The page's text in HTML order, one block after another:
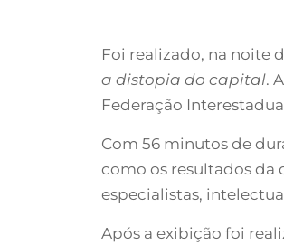
Foi realizado, na noite
a distopia do capital.
Federação
Com 56 minutos de
como os resultados da
especialistas,
Após a exibição foi